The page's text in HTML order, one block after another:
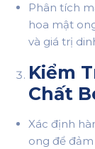
Phân tích
hoa mật
và giá trị
Kiểm
Chất
Xác định
ong để